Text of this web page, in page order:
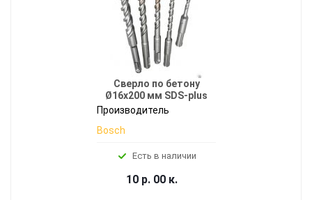
Сверло по бетону
Ø16x200 мм SDS-plus
Производитель
Bosch
Есть в наличии
10 р. 00 к.